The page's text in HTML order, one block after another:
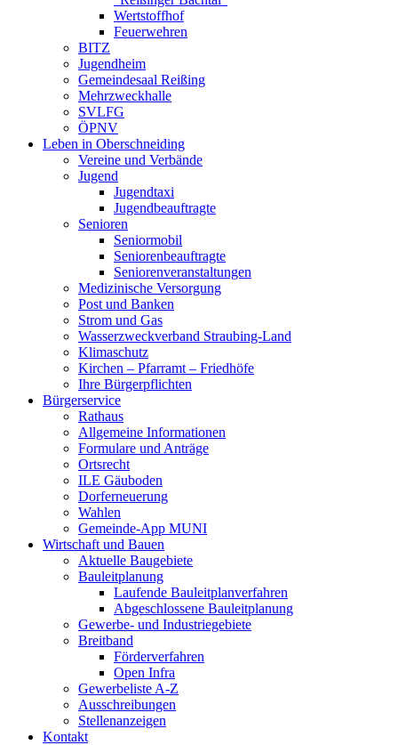
Wertstoffhof
Feuerwehren
BITZ
Jugendheim
Gemeindesaal Reißing
Mehrzweckhalle
SVLFG
ÖPNV
Leben in Oberschneiding
Vereine und Verbände
Jugend
Jugendtaxi
Jugendbeauftragte
Senioren
Seniormobil
Seniorenbeauftragte
Seniorenveranstaltungen
Medizinische Versorgung
Post und Banken
Strom und Gas
Wasserzweckverband Straubing-Land
Klimaschutz
Kirchen – Pfarramt – Friedhöfe
Ihre Bürgerpflichten
Bürgerservice
Rathaus
Allgemeine Informationen
Formulare und Anträge
Ortsrecht
ILE Gäuboden
Dorferneuerung
Wahlen
Gemeinde-App MUNI
Wirtschaft und Bauen
Aktuelle Baugebiete
Bauleitplanung
Laufende Bauleitplanverfahren
Abgeschlossene Bauleitplanung
Gewerbe- und Industriegebiete
Breitband
Förderverfahren
Open Infra
Gewerbeliste A-Z
Ausschreibungen
Stellenanzeigen
Kontakt